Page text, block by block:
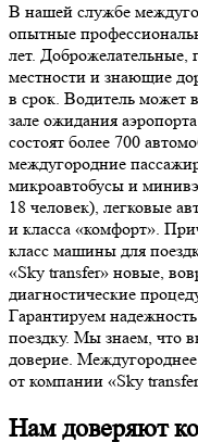
В нашей службе
опытные
лет.
местности и знающие
в срок. Водитель может
зале ожидания
состоят более 700
междугородние
микроавтобусы и
18 человек), легковые
и класса «комфорт».
класс машины для
«Sky transfer» новые,
диагностические
Гарантируем
поездку. Мы знаем, что
доверие.
от компании «Sky
Нам доверяют